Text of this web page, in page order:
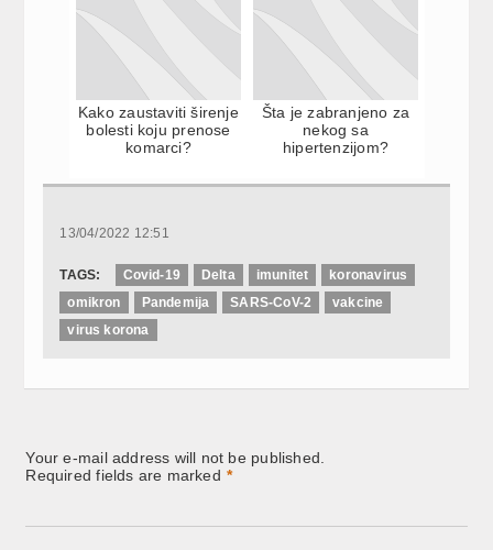
Kako zaustaviti širenje
bolesti koju prenose
komarci?
Šta je zabranjeno za
nekog sa
hipertenzijom?
13/04/2022 12:51
TAGS: Covid-19 Delta imunitet
koronavirus
omikron
Pandemija SARS-CoV-2
vakcine
virus korona
Your e-mail address will not be published.
Required fields are marked *